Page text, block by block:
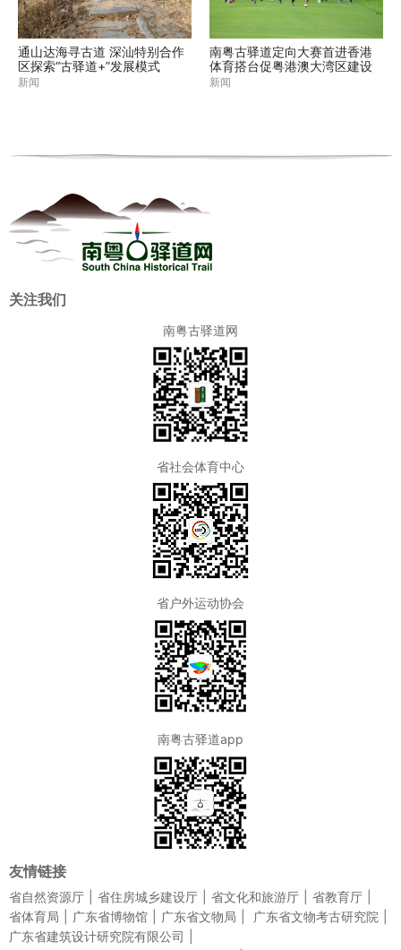
通山达海寻古道 深汕特别合作
区探索“古驿道+”发展模式
新闻
南粤古驿道定向大赛首进香港
体育搭台促粤港澳大湾区建设
新闻
关注我们
南粤古驿道网
省社会体育中心
省户外运动协会
南粤古驿道app
友情链接
省自然资源厅 省住房城乡建设厅 省文化和旅游厅
省教育厅
省体育局
广东省博物馆 广东省文物局
广东省文物考古研究院
广东省建筑设计研究院有限公司